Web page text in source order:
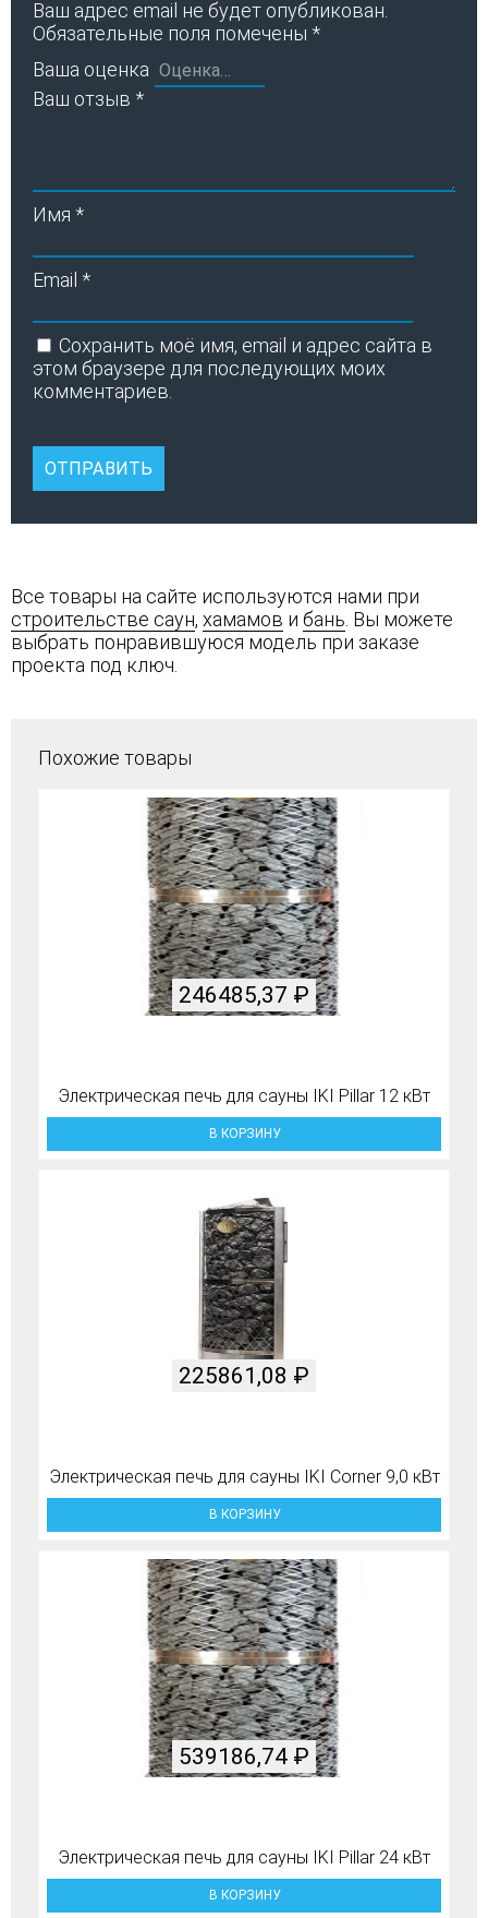
Ваш адрес email не будет опубликован.
Обязательные поля помечены *
Ваша оценка
Ваш отзыв *
Имя *
Email *
Сохранить моё имя, email и адрес сайта в
этом браузере для последующих моих
комментариев.
Все товары на сайте используются нами при
строительстве саун, хамамов и бань . Вы можете
выбрать понравившуюся модель при заказе
проекта под ключ.
Похожие товары
Электрическая печь для сауны IKI Pillar 12 кВт
246485,37 ₽
В КОРЗИНУ
Электрическая печь для сауны IKI Corner 9,0 кВт
225861,08 ₽
В КОРЗИНУ
Электрическая печь для сауны IKI Pillar 24 кВт
539186,74 ₽
В КОРЗИНУ